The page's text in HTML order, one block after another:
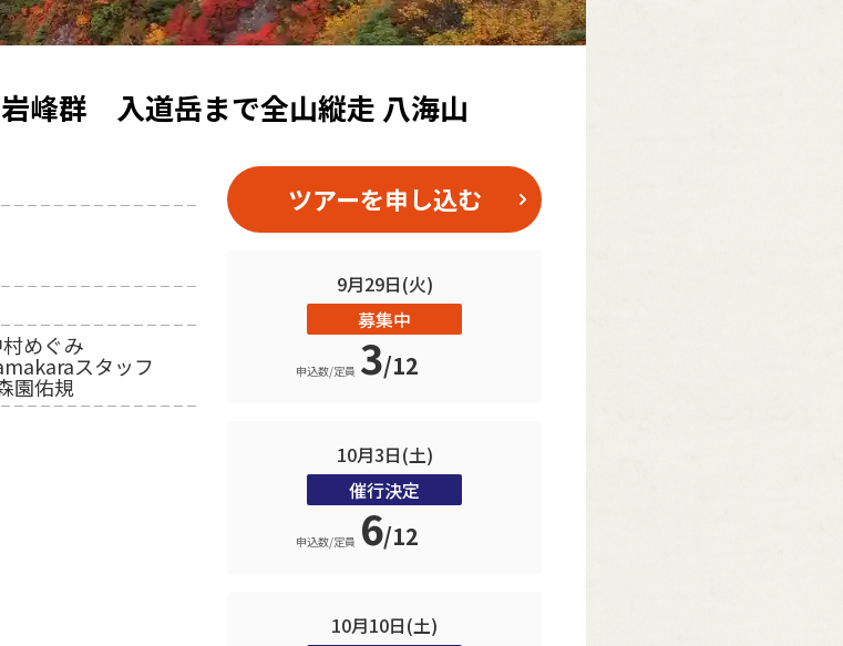
岩峰群 入道岳まで全山縦走 八海山
めぐみ
スタッフ
園佑規
ツアーを申し込む
9月29日(火)
募集中
申込数/定員 3/12
10月3日(土)
催行決定
申込数/定員 6/12
10月10日(土)